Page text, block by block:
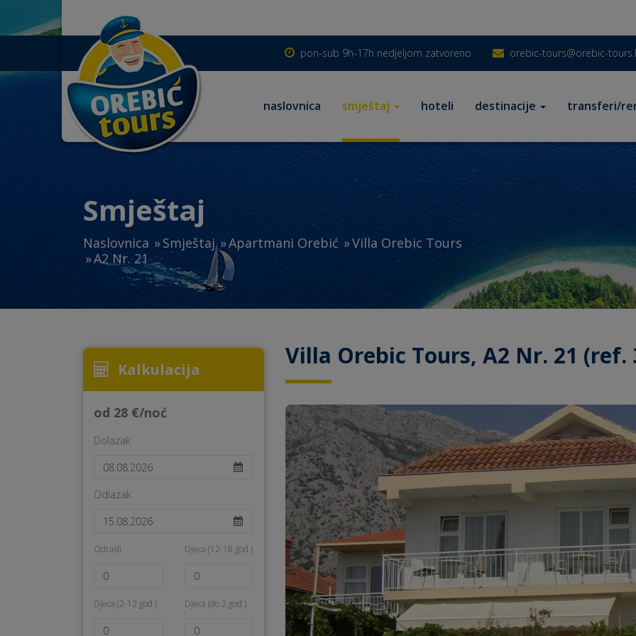
orebic-tours@orebic-
pon-sub 9h-17h nedjeljom zatvoreno
naslovnica smještaj hoteli destinacije transferi/
Smještaj
Naslovnica Smještaj Apartmani Orebić
Villa Orebic Tours
A2 Nr. 21
Villa Orebic Tours, A2 Nr. 21 (ref.
Kalkulacija
od 28 €/noć
Dolazak
Odlazak
Odrasli Djeca (12-18 god.)
Djeca (2-12 god.) Djeca (do 2 god.)